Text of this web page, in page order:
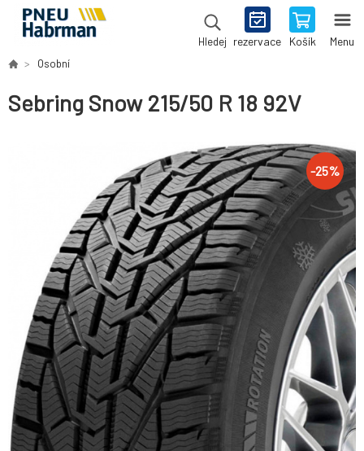
Hledej rezervace Košík Menu
Osobní
Sebring Snow 215/50 R 18 92V
-25%